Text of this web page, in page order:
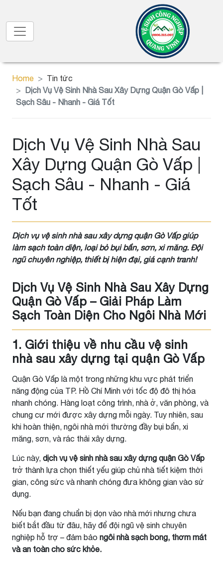
Home
Tin tức
Dịch Vụ Vệ Sinh Nhà Sau Xây Dựng Quận Gò Vấp |
Sạch Sâu - Nhanh - Giá Tốt
Dịch Vụ Vệ Sinh Nhà Sau
Xây Dựng Quận Gò Vấp |
Sạch Sâu - Nhanh - Giá
Tốt
Dịch vụ vệ sinh nhà sau xây dựng quận Gò Vấp giúp
làm sạch toàn diện, loại bỏ bụi bẩn, sơn, xi măng. Đội
ngũ chuyên nghiệp, thiết bị hiện đại, giá cạnh tranh!
Dịch Vụ Vệ Sinh Nhà Sau Xây Dựng
Quận Gò Vấp – Giải Pháp Làm
Sạch Toàn Diện Cho Ngôi Nhà Mới
1. Giới thiệu về nhu cầu vệ sinh
nhà sau xây dựng tại quận Gò Vấp
Quận Gò Vấp là một trong những khu vực phát triển
năng động của TP. Hồ Chí Minh với tốc độ đô thị hóa
nhanh chóng. Hàng loạt công trình, nhà ở, văn phòng, và
chung cư mới được xây dựng mỗi ngày. Tuy nhiên, sau
khi hoàn thiện, ngôi nhà mới thường đầy bụi bẩn, xi
măng, sơn, và rác thải xây dựng.
Lúc này, dịch vụ vệ sinh nhà sau xây dựng quận Gò Vấp
trở thành lựa chọn thiết yếu giúp chủ nhà tiết kiệm thời
gian, công sức và nhanh chóng đưa không gian vào sử
dụng.
Nếu bạn đang chuẩn bị dọn vào nhà mới nhưng chưa
biết bắt đầu từ đâu, hãy để đội ngũ vệ sinh chuyên
nghiệp hỗ trợ – đảm bảo ngôi nhà sạch bong, thơm mát
và an toàn cho sức khỏe.